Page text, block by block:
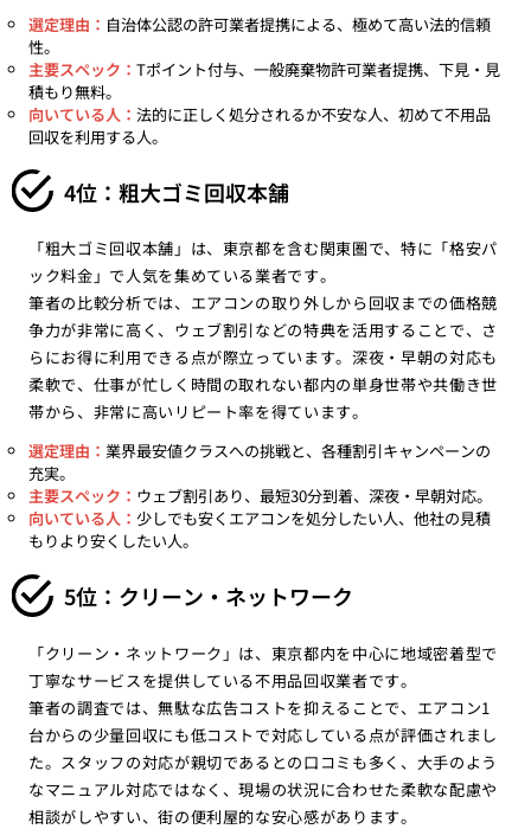
選定理由： 自治体公認の許可業者提携による、極めて高い法的信頼
性。
主要スペック： Tポイント付与、一般廃棄物許可業者提携、下見・見
積もり無料。
向いている人： 法的に正しく処分されるか不安な人、初めて不用品
回収を利用する人。
4位：粗大ゴミ回収本舗
「粗大ゴミ回収本舗」は、東京都を含む関東圏で、特に「格安パ
ック料金」で人気を集めている業者です。
筆者の比較分析では、エアコンの取り外しから回収までの価格競
争力が非常に高く、ウェブ割引などの特典を活用することで、さ
らにお得に利用できる点が際立っています。深夜・早朝の対応も
柔軟で、仕事が忙しく時間の取れない都内の単身世帯や共働き世
帯から、非常に高いリピート率を得ています。
選定理由： 業界最安値クラスへの挑戦と、各種割引キャンペーンの
充実。
主要スペック： ウェブ割引あり、最短30分到着、深夜・早朝対応。
向いている人： 少しでも安くエアコンを処分したい人、他社の見積
もりより安くしたい人。
5位：クリーン・ネットワーク
「クリーン・ネットワーク」は、東京都内を中心に地域密着型で
丁寧なサービスを提供している不用品回収業者です。
筆者の調査では、無駄な広告コストを抑えることで、エアコン1
台からの少量回収にも低コストで対応している点が評価されまし
た。スタッフの対応が親切であるとの口コミも多く、大手のよう
なマニュアル対応ではなく、現場の状況に合わせた柔軟な配慮や
相談がしやすい、街の便利屋的な安心感があります。